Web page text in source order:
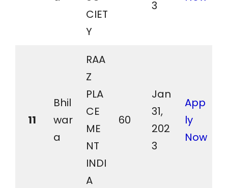
CIET
Y
3
11
Bhil
war
a
RAA
Z
PLA
CE
ME
NT
INDI
A
60
Jan
31,
202
3
App
ly
Now